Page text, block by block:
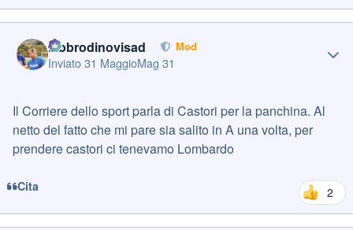
labbrodinovisad Mod
Inviato31 MaggioMag 31
Il Corriere dello sport parla di Castori per la panchina. Al
netto del fatto che mi pare sia salito in A una volta, per
prendere castori ci tenevamo Lombardo
Cita 2